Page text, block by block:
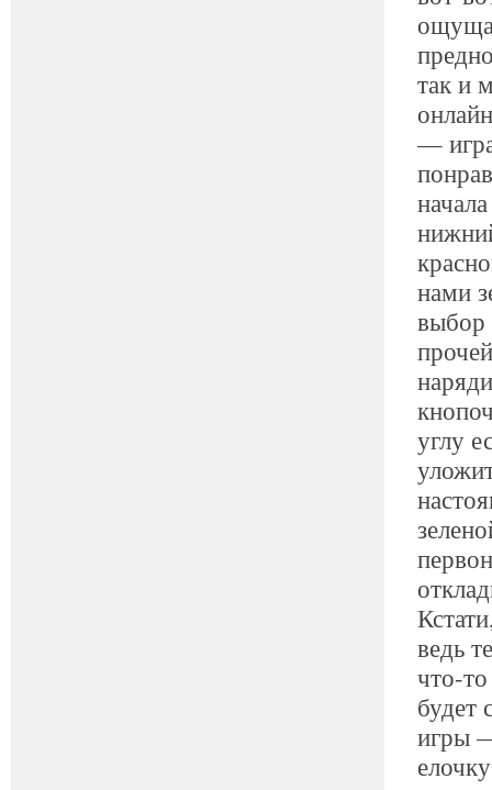
так и
—
нами
выбор
углу
ведь
что-
будет
игры